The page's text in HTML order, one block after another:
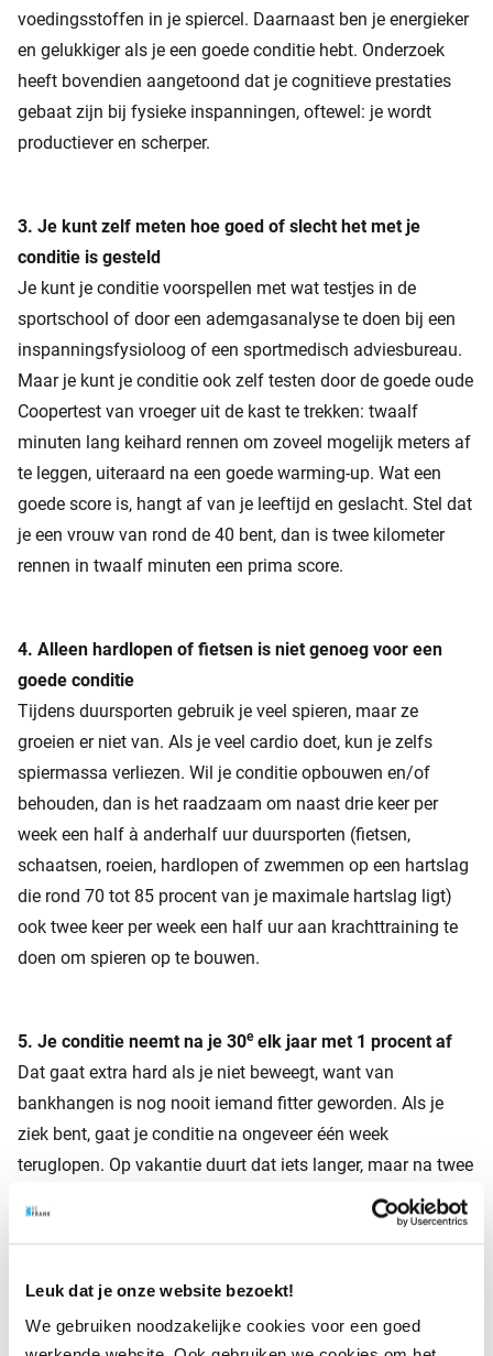
Leuk dat je onze website bezoekt!
We gebruiken noodzakelijke cookies voor een goed
voedingsstoffen in je spiercel. Daarnaast ben je energieker
en gelukkiger als je een goede conditie hebt. Onderzoek
heeft bovendien aangetoond dat je cognitieve prestaties
gebaat zijn bij fysieke inspanningen, oftewel: je wordt
productiever en scherper.
3. Je kunt zelf meten hoe goed of slecht het met je
conditie is gesteld
Je kunt je conditie voorspellen met wat testjes in de
sportschool of door een ademgasanalyse te doen bij een
inspanningsfysioloog of een sportmedisch adviesbureau.
Maar je kunt je conditie ook zelf testen door de goede oude
Coopertest van vroeger uit de kast te trekken: twaalf
minuten lang keihard rennen om zoveel mogelijk meters af
te leggen, uiteraard na een goede warming-up. Wat een
goede score is, hangt af van je leeftijd en geslacht. Stel dat
je een vrouw van rond de 40 bent, dan is twee kilometer
rennen in twaalf minuten een prima score.
4. Alleen hardlopen of fietsen is niet genoeg voor een
goede conditie
Tijdens duursporten gebruik je veel spieren, maar ze
groeien er niet van. Als je veel cardio doet, kun je zelfs
spiermassa verliezen. Wil je conditie opbouwen en/of
behouden, dan is het raadzaam om naast drie keer per
week een half à anderhalf uur duursporten (fietsen,
schaatsen, roeien, hardlopen of zwemmen op een hartslag
die rond 70 tot 85 procent van je maximale hartslag ligt)
ook twee keer per week een half uur aan krachttraining te
doen om spieren op te bouwen.
5. Je conditie neemt na je 30eelk jaar met 1 procent af
Dat gaat extra hard als je niet beweegt, want van
bankhangen is nog nooit iemand fitter geworden. Als je
ziek bent, gaat je conditie na ongeveer één week
teruglopen. Op vakantie duurt dat iets langer, maar na twee
uithoudingsvermogen wel gaan afnemen. Gelukkig heeft je
snel weer recht. De jaarlijkse achteruitgang van 1 procent
kun je ook beperken door regelmatig op de juiste manier te
trainen. De gouden tip: combineer krachttraining en